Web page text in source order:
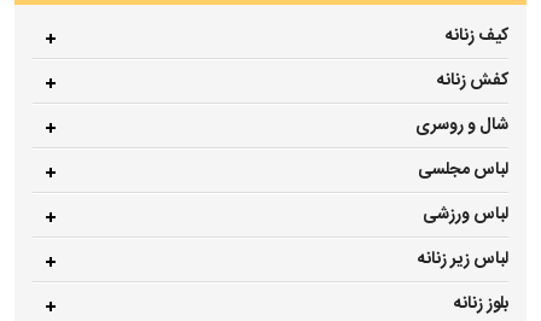
کیف زنانه
کفش زنانه
شال و روسری
لباس مجلسی
لباس ورزشی
لباس زیر زنانه
بلوز زنانه